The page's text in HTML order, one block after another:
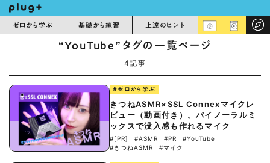
ゼロから学ぶ 基礎から練習 上達のヒント
“YouTube”タグの一覧ページ
4記事
#ゼロから学ぶ
きつねASMR×SSL Connexマイクレ
ビュー（動画付き）。バイノーラルミ
ックスで没入感も作れるマイク
#[PR] #ASMR #PR
#YouTube
#きつねASMR
#マイク